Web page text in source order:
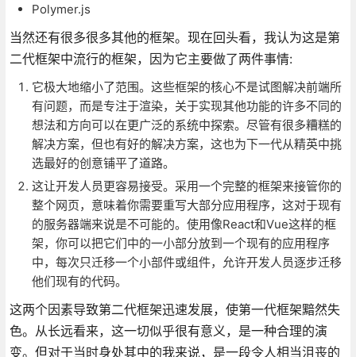
Polymer.js
当然还有很多很多其他的框架。现在回头看，我认为这是第
二代框架中流行的框架，因为它主要做了两件事情:
它极大地缩小了范围。这些框架的核心不是试图解决前端所
有问题，而是专注于渲染，关于实现其他功能的许多不同的
想法和方向可以在更广泛的系统中探索。尽管有很多糟糕的
解决方案，但也有好的解决方案，这也为下一代从精英中挑
选最好的创意铺平了道路。
这让开发人员更容易接受。采用一个完整的框架来接管你的
整个网页，意味着你需要重写大部分应用程序，这对于现有
的服务器端来说是不可能的。使用像React和Vue这样的框
架，你可以把它们中的一小部分放到一个现有的应用程序
中，每次只迁移一个小部件或组件，允许开发人员逐步迁移
他们现有的代码。
这两个因素导致第二代框架迅速发展，使第一代框架黯然失
色。从长远看来，这一切似乎很有意义，是一种合理的演
变。但对于当时身处其中的我来说，是一段令人相当沮丧的